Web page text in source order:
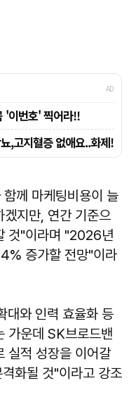
께 마케팅비용이 늘
지만, 연간 기준으
것"이라며 "2026년
증가할 전망"이라
대와 인력 효율화 등
가운데 SK브로드밴
실적 성장을 이어갈
화될 것"이라고 강조